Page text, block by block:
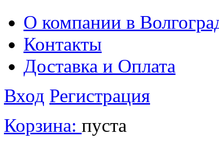
О компании в
Контакты
Доставка и Оплата
Вход Регистрация
Корзина: пуста